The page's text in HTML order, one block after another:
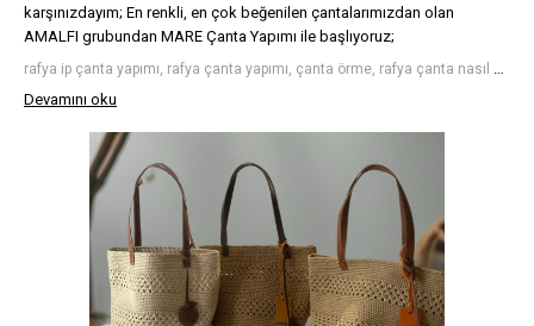
karşınızdayım; En renkli, en çok beğenilen çantalarımızdan olan
AMALFI grubundan MARE Çanta Yapımı ile başlıyoruz;
rafya ip çanta yapımı, rafya çanta yapımı, çanta örme, rafya çanta nasıl yapılır, rafya, rafya ip
Devamını oku